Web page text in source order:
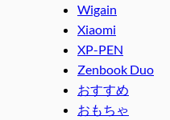
Wigain
Xiaomi
XP-PEN
Zenbook Duo
おすすめ
おもちゃ